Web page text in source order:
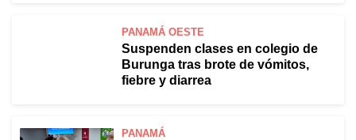
PANAMÁ OESTE
Suspenden clases en colegio de
Burunga tras brote de vómitos,
fiebre y diarrea
PANAMÁ